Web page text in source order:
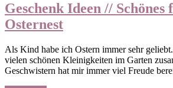
Geschenk Ideen // Schönes
Osternest
Als Kind habe ich Ostern immer sehr
vielen schönen Kleinigkeiten im Garten
Geschwistern hat mir immer viel Freude